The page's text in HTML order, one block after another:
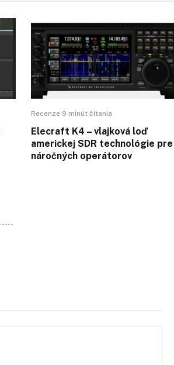
Recenze 9 minút čítania
Elecraft K4 – vlajková loď
americkej SDR technológie pre
náročných operátorov